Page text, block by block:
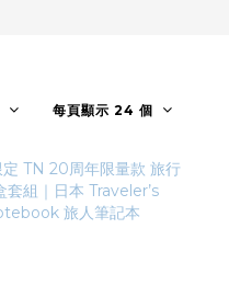
每頁顯示 24 個